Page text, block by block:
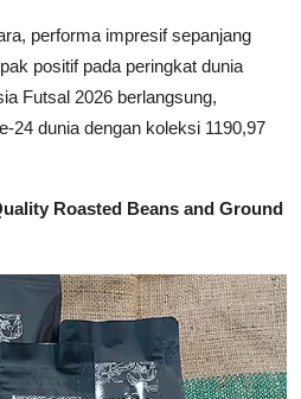
performa impresif sepanjang
positif pada peringkat dunia
Futsal 2026 berlangsung,
24 dunia dengan koleksi 1190,97
Roasted Beans and Ground